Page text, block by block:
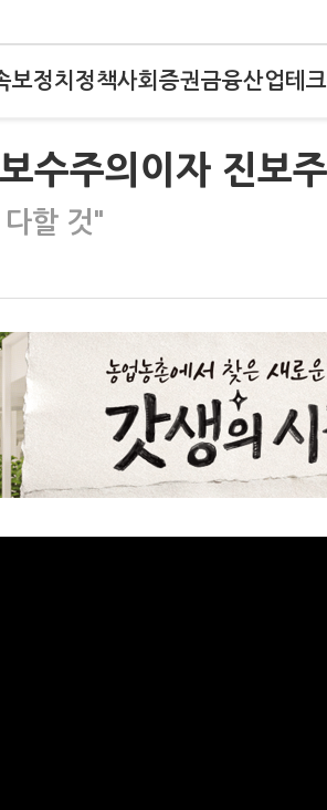
보정치 정책사회 증권금융산업테크
수주의이자 진보
할 것"